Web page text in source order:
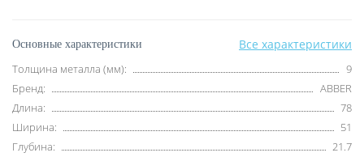
Основные характеристики Все характеристики
Толщина металла (мм):
9
Бренд:
ABBER
Длина:
78
Ширина:
51
Глубина:
21.7